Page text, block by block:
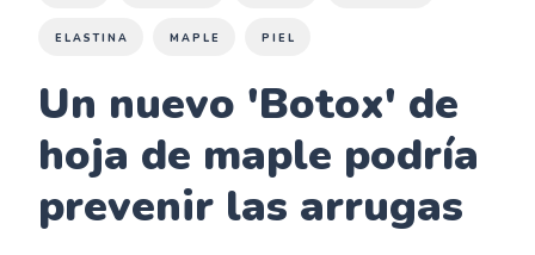
ELASTINA MAPLE PIEL
Un nuevo 'Botox' de
hoja de maple podría
prevenir las arrugas